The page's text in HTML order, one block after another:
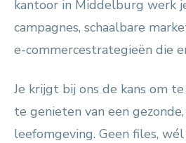
kantoor in Middelburg werk
campagnes, schaalbare
e-commercestrategieën die
Je krijgt bij ons de kans om
te genieten van een
leefomgeving. Geen files,